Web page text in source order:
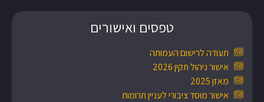
טפסים ואישורים
תעודה לרישום העמותה
אישור ניהול תקין 2026
מאזן 2025
אישור מוסד ציבורי לעניין תרומות